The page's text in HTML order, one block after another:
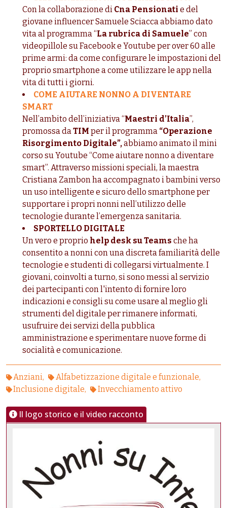
Con la collaborazione di Cna Pensionati e del
giovane influencer Samuele Sciacca abbiamo dato
vita al programma “La rubrica di Samuele” con
videopillole su Facebook e Youtube per over 60 alle
prime armi: da come configurare le impostazioni del
proprio smartphone a come utilizzare le app nella
vita di tutti i giorni.
COME AIUTARE NONNO A DIVENTARE
SMART
Nell’ambito dell’iniziativa “Maestri d’Italia”,
promossa daTIM per il programma “Operazione
Risorgimento Digitale”,abbiamo animato il mini
corso su Youtube “Come aiutare nonno a diventare
smart”. Attraverso missioni speciali, la maestra
Cristiana Zambon ha accompagnato i bambini verso
un uso intelligente e sicuro dello smartphone per
supportare i propri nonni nell’utilizzo delle
tecnologie durante l’emergenza sanitaria.
SPORTELLO DIGITALE
Un vero e proprio help desk su Teams che ha
consentito a nonni con una discreta familiarità delle
tecnologie e studenti di collegarsi virtualmente. I
giovani, coinvolti a turno, si sono messi al servizio
dei partecipanti con l'intento di fornire loro
indicazioni e consigli su come usare al meglio gli
strumenti del digitale per rimanere informati,
usufruire dei servizi della pubblica
amministrazione e sperimentare nuove forme di
socialità e comunicazione.
Anziani
Alfabetizzazione digitale e funzionale
Inclusione digitale
Invecchiamento attivo
Il logo storico e il video racconto